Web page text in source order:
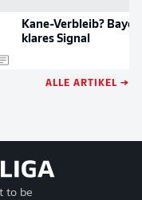
Kane-Verbleib?
klares Signal
ALLE ARTIKEL →
to be